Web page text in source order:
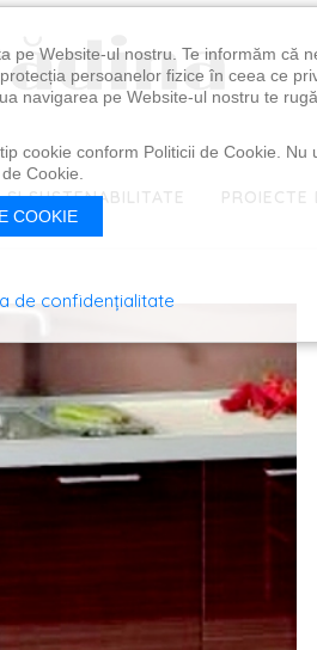
ȘI SUSTENABILITATE PROIECTE
pe Website-ul nostru. Te informăm că
persoanelor fizice în ceea ce
navigarea pe Website-ul nostru te
cookie conform Politicii de Cookie. Nu
Cookie.
COOKIE
de confidențialitate